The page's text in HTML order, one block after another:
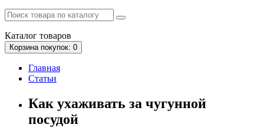
Каталог товаров
Корзинапокупок: 0
Главная
Статьи
Как ухаживать за чугунной
посудой